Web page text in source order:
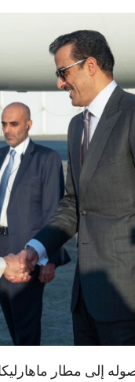
إلى مطار ماهارليكا